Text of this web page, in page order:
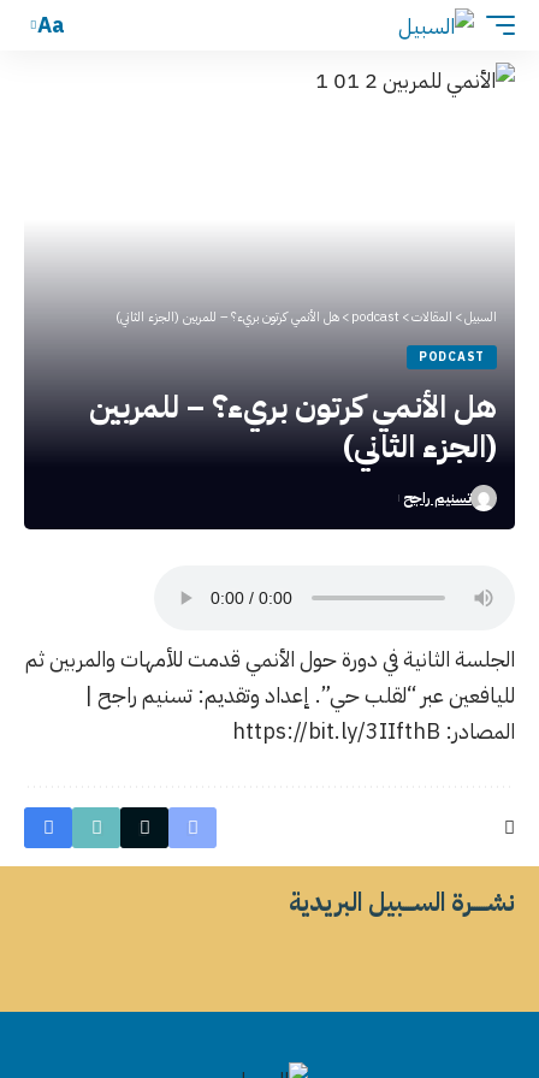
Aa
السبيل> المقالات>
podcast
>هل الأنمي كرتون بريء؟ – للمربين (الجزء الثاني)
PODCAST
هل الأنمي كرتون بريء؟ – للمربين
(الجزء الثاني)
تسنيم راجح
الجلسة الثانية في دورة حولالأنميقدمت للأمهات والمربين ثم
لليافعين عبر “لقلب حي”. إعداد وتقديم: تسنيم راجح |
المصادر: https://bit.ly/3IIfthB
نشــــــرة الســــبيل البريدية